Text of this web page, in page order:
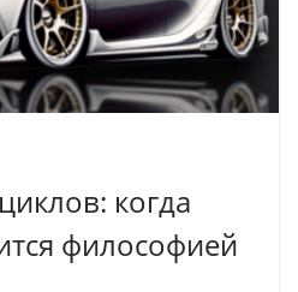
когда
философией